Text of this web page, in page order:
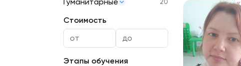
20
Стоимость
Этапы обучения
Б